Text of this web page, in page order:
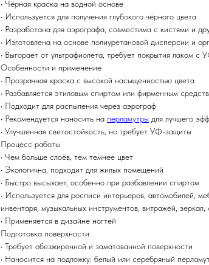
• Чёрная краска на водной основе
• Используется для получения глубокого чёрного цвета
• Разработана для аэрографа, совместима с кистями и
• Изготовлена на основе полиуретановой дисперсии и
• Выгорает от ультрафиолета, требует покрытия лаком с
Особенности и применение
• Прозрачная краска с высокой насыщенностью цвета
• Разбавляется этиловым спиртом или фирменным
• Подходит для распыления через аэрограф
• Рекомендуется наносить на перламутры для лучшего
• Улучшенная светостойкость, но требует УФ-защиты
Процесс работы
• Чем больше слоёв, тем темнее цвет
• Экологична, подходит для жилых помещений
• Быстро высыхает, особенно при разбавлении спиртом
• Используется для росписи интерьеров, автомобилей,
инвентаря, музыкальных инструментов, витражей, зеркал,
• Применяется в дизайне ногтей
Подготовка поверхности
• Требует обезжиренной и заматованной поверхности
• Наносится на подложку: белый или серебряный